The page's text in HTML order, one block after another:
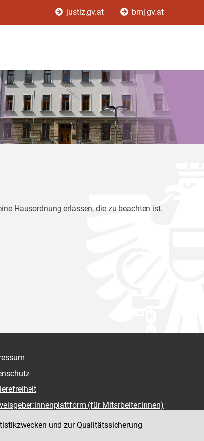
justiz.gv.at bmj.gv.at
Hausordnung erlassen, die zu beachten ist.
(für Mitarbeiter:innen)
und zur Qualitätssicherung